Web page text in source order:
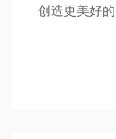
创造更美好的